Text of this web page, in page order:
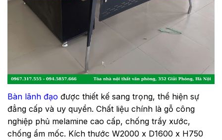
Bàn lãnh đạo được thiết kế sang trọng, thể hiện sự
đẳng cấp và uy quyền. Chất liệu chính là gỗ công
nghiệp phủ melamine cao cấp, chống trầy xước,
chống ẩm mốc. Kích thước W2000 x D1600 x H750